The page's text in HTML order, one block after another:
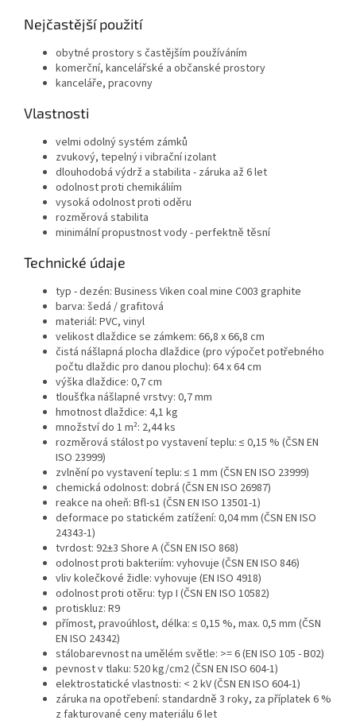
Nejčastější použití
obytné prostory s častějším používáním
komerční, kancelářské a občanské prostory
kanceláře, pracovny
Vlastnosti
velmi odolný systém zámků
zvukový, tepelný i vibrační izolant
dlouhodobá výdrž a stabilita - záruka až 6 let
odolnost proti chemikáliím
vysoká odolnost proti oděru
rozměrová stabilita
minimální propustnost vody - perfektně těsní
Technické údaje
typ - dezén: Business Viken coal mine C003 graphite
barva: šedá / grafitová
materiál: PVC, vinyl
velikost dlaždice se zámkem: 66,8 x 66,8 cm
čistá nášlapná plocha dlaždice (pro výpočet potřebného
počtu dlaždic pro danou plochu): 64 x 64 cm
výška dlaždice: 0,7 cm
tloušťka nášlapné vrstvy: 0,7 mm
hmotnost dlaždice: 4,1 kg
množství do 1 m²: 2,44 ks
rozměrová stálost po vystavení teplu: ≤ 0,15 % (ČSN EN
ISO 23999)
zvlnění po vystavení teplu: ≤ 1 mm (ČSN EN ISO 23999)
chemická odolnost: dobrá (ČSN EN ISO 26987)
reakce na oheň: Bfl-s1 (ČSN EN ISO 13501-1)
deformace po statickém zatížení: 0,04 mm (ČSN EN ISO
24343-1)
tvrdost: 92±3 Shore A (ČSN EN ISO 868)
odolnost proti bakteriím: vyhovuje (ČSN EN ISO 846)
vliv kolečkové židle: vyhovuje (EN ISO 4918)
odolnost proti otěru: typ I (ČSN EN ISO 10582)
protiskluz: R9
přímost, pravoúhlost, délka: ≤ 0,15 %, max. 0,5 mm (ČSN
EN ISO 24342)
stálobarevnost na umělém světle: >= 6 (EN ISO 105 - B02)
pevnost v tlaku: 520 kg/cm2 (ČSN EN ISO 604-1)
elektrostatické vlastnosti: < 2 kV (ČSN EN ISO 604-1)
záruka na opotřebení: standardně 3 roky, za příplatek 6 %
z fakturované ceny materiálu 6 let